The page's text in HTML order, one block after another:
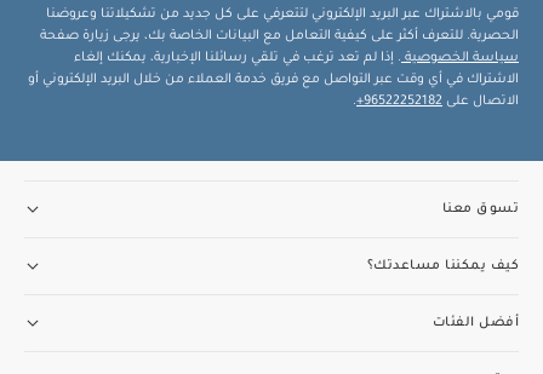
قومي بالاشتراك عبر البريد الإلكتروني لتتعرفي على كل جديد من تشكيلاتنا وعروضنا
الحصرية. للتعرف أكثر على كيفية التعامل مع البيانات الخاصة بك، يرجى زيارة صفحة
سياسة الخصوصية . إذا لم تعد ترغب في تلقي رسائلنا الإخبارية، يمكنك إلغاء
الاشتراك في أي وقت عبر التواصل مع فريق خدمة العملاء من خلال البريد الإلكتروني أو
الاتصال على 96522252182+
.
تسوق معنا
كيف يمكننا مساعدتك؟
أفضل الفئات